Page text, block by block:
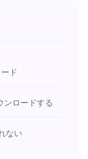
ド
ンロードする
ない